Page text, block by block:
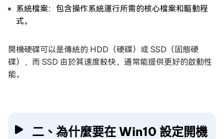
系統檔案：包含操作系統運行所需的核心檔案和驅動程
式。
開機硬碟可以是傳統的 HDD（硬碟）或 SSD（固態硬
碟），而 SSD 由於其速度較快，通常能提供更好的啟動性
能。
二、為什麼要在 Win10 設定開機